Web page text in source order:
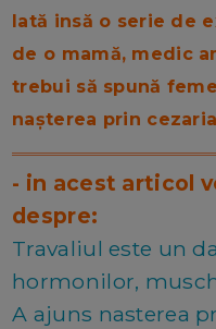
Iată insă o serie de
de o mamă, medic
trebui să spună
nașterea prin
- in acest articol
despre:
Travaliul este un
hormonilor,
A ajuns nasterea